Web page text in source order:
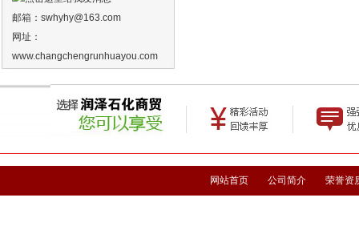
邮箱： swhyhy@163.com
网址：
www.changchengrunhuayou.com
网站首页 公司简介 荣誉资